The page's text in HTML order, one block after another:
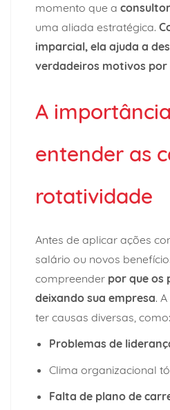
momento que a
uma aliada estratégica.
imparcial, ela ajuda a
verdadeiros motivos por
A
entender as
rotatividade
Antes de aplicar ações
salário ou novos
compreender por que os
deixando sua empresa. A
ter causas diversas, como:
Problemas de
Clima organizacional
Falta de plano de